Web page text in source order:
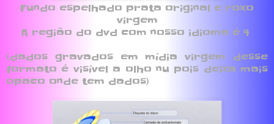
Fundo espelhado prata original e roxo
virgem
A região do dvd com nosso idioma é 4
(dados gravados em mídia virgem desse
formato é visível a olho nu pois deixa mais
opaco onde tem dados)